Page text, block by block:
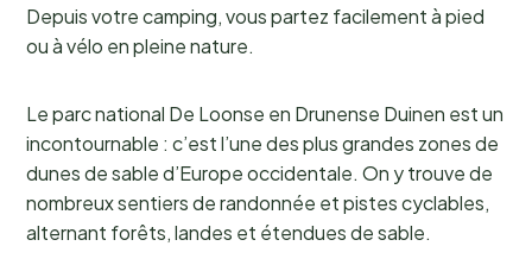
Depuis votre camping, vous partez facilement à pied
ou à vélo en pleine nature.
Le parc national De Loonse en Drunense Duinen est un
incontournable : c’est l’une des plus grandes zones de
dunes de sable d’Europe occidentale. On y trouve de
nombreux sentiers de randonnée et pistes cyclables,
alternant forêts, landes et étendues de sable.